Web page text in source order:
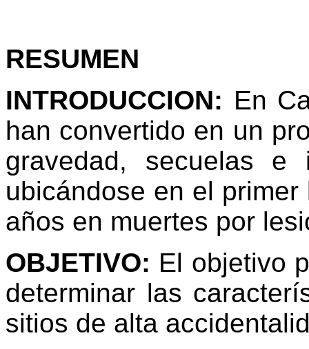
RESUMEN
INTRODUCCION: En
han convertido en un
gravedad, secuelas e
ubicándose en el
años en muertes por
OBJETIVO: El objetivo
determinar las
sitios de alta